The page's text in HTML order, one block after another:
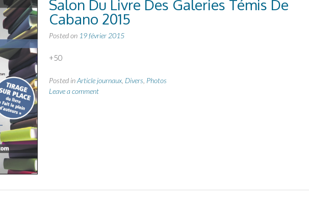
Salon Du Livre Des Galeries Témis De
Cabano 2015
Posted on 19 février 2015
+50
Posted inArticle journaux, Divers Photos
Leave a comment